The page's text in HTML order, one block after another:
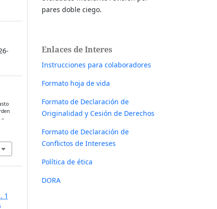
1
pares doble ciego.
Enlaces de Interes
Instrucciones para colaboradores
Formato hoja de vida
Formato de Declaración de
Originalidad y Cesión de Derechos
Formato de Declaración de
Conflictos de Intereses
Política de ética
DORA